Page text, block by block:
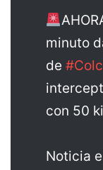
minuto
de
con 50
Noticia